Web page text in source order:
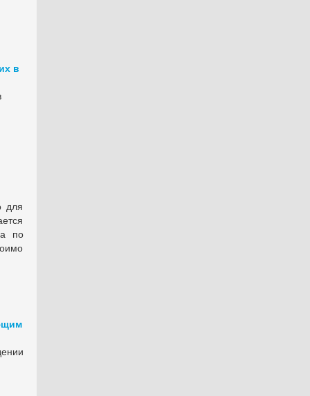
в
для
по